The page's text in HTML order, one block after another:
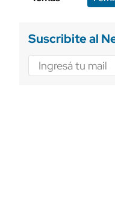
Suscribite al